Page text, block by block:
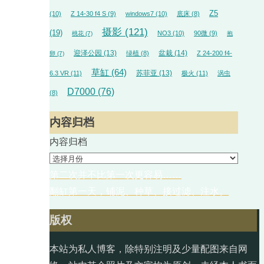
(10) Z 14-30 f4 S (9) windows7 (10) 底床 (8) Z5
(19) 桃花 (7) 摄影 (121) NO3 (10) 90微 (9) 抱
卵 (7) 迎泽公园 (13) 绿植 (8) 盆栽 (14) Z 24-200 f4-
6.3 VR (11) 草缸 (64) 苏菲亚 (13) 极火 (11) 涡虫
(8) D7000 (76)
内容归档
内容归档
版权
本站为私人博客，除特别注明及少量配图来自网